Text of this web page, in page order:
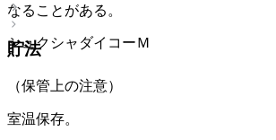
シュクシャダイコーＭ
なることがある。
貯法
（保管上の注意）
室温保存。